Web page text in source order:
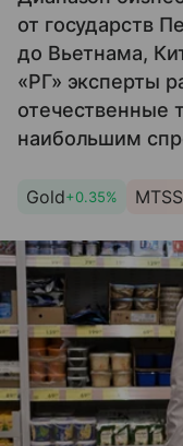
от государств
до Вьетнама,
«РГ» эксперты
отечественные
наибольшим
Gold+0.35% MTSS